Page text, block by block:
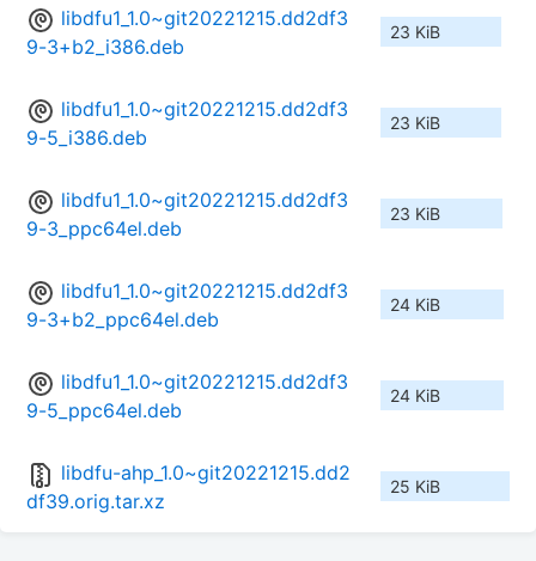
libdfu1_1.0~git20221215.dd2df3
9-3+b2_i386.deb
23 KiB
libdfu1_1.0~git20221215.dd2df3
9-5_i386.deb
23 KiB
libdfu1_1.0~git20221215.dd2df3
9-3_ppc64el.deb
23 KiB
libdfu1_1.0~git20221215.dd2df3
9-3+b2_ppc64el.deb
24 KiB
libdfu1_1.0~git20221215.dd2df3
9-5_ppc64el.deb
24 KiB
libdfu-ahp_1.0~git20221215.dd2
df39.orig.tar.xz
25 KiB